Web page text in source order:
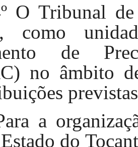
O Tribunal de
como
de
no âmbito
a
do